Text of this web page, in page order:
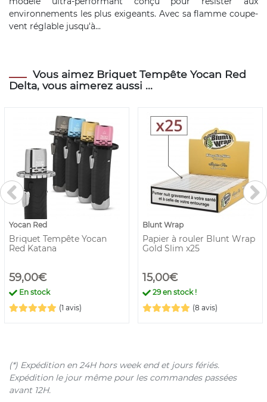
environnements les plus exigeants. Avec sa flamme coupe-
vent réglable jusqu'à...
Vous aimez Briquet Tempête Yocan Red
Delta, vous aimerez aussi ...
Yocan Red
Briquet Tempête Yocan
Red Katana
59,00€
En stock
(1 avis)
Blunt Wrap
Papier à rouler Blunt Wrap
Gold Slim x25
15,00€
29en stock !
(8 avis)
(*) Expédition en 24H hors week end et jours fériés.
Expédition le jour même pour les commandes passées
avant 12H.